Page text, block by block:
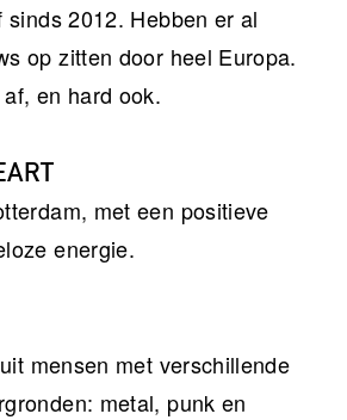
sinds 2012. Hebben er al
op zitten door heel Europa.
en hard ook.
met een positieve
energie.
mensen met verschillende
metal, punk en